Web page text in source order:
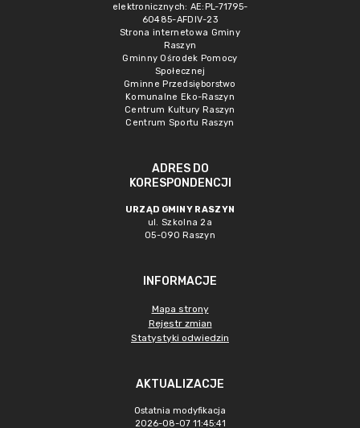
elektronicznych: AE:PL-71795-
60485-AFDIV-23
Strona internetowa Gminy
Raszyn
Gminny Ośrodek Pomocy
Społecznej
Gminne Przedsięborstwo
Komunalne Eko-Raszyn
Centrum Kultury Raszyn
Centrum Sportu Raszyn
ADRES DO
KORESPONDENCJI
URZĄD GMINY RASZYN
ul. Szkolna 2a
05-090 Raszyn
INFORMACJE
Mapa strony
Rejestr zmian
Statystyki odwiedzin
AKTUALIZACJE
Ostatnia modyfikacja
2026-08-07 11:45:41